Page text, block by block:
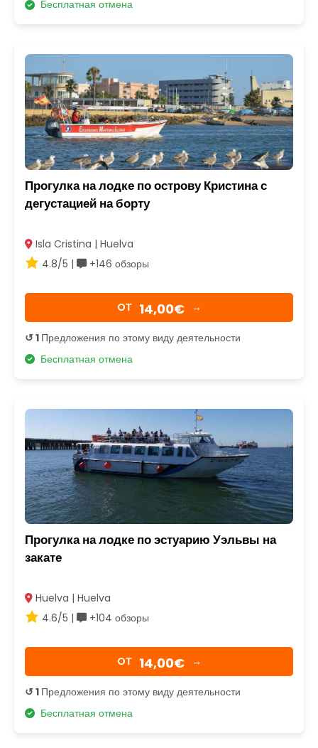
Бесплатная отмена
Прогулка на лодке по острову Кристина с
дегустацией на борту
Isla Cristina | Huelva
4.8/5 |
+146 обзоры
OТ 14,00€ →
↺ 1 Предложения по этому виду деятельности
Бесплатная отмена
Прогулка на лодке по эстуарию Уэльвы на
закате
Huelva | Huelva
4.6/5 |
+104 обзоры
OТ 14,00€ →
↺ 1 Предложения по этому виду деятельности
Бесплатная отмена